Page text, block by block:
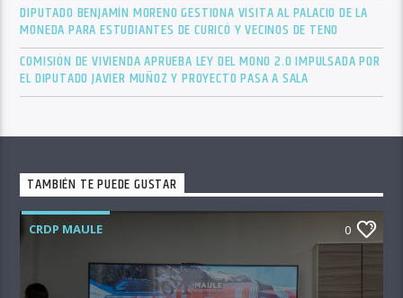
DIPUTADO BENJAMÍN MORENO GESTIONA VISITA AL PALACIO DE LA
MONEDA PARA ESTUDIANTES DE CURICÓ Y VECINOS DE TENO
COMISIÓN DE VIVIENDA APRUEBA LEY DEL MONO 2.0 IMPULSADA POR
EL DIPUTADO JAVIER MUÑOZ Y PROYECTO PASA A SALA
TAMBIÉN TE PUEDE GUSTAR
CRDP MAULE 0